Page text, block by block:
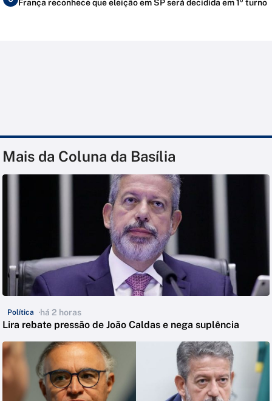
França reconhece que eleição em SP será decidida em 1º turno
Mais da Coluna da Basília
Política há 2 horas
Lira rebate pressão de João Caldas e nega suplência